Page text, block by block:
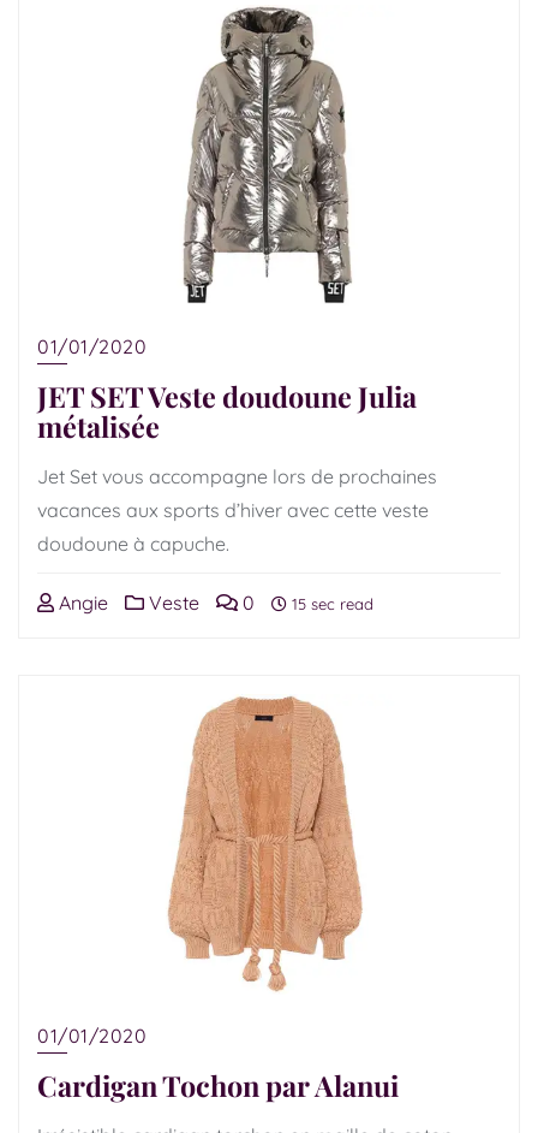
01/01/2020
JET SET Veste doudoune Julia
métalisée
Jet Set vous accompagne lors de prochaines
vacances aux sports d’hiver avec cette veste
doudoune à capuche.
Angie Veste 0 15 sec read
01/01/2020
Cardigan Tochon par Alanui